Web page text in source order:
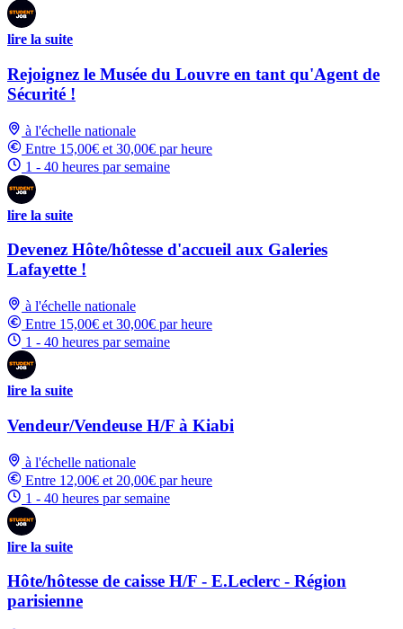
lire la suite
Rejoignez le Musée du Louvre en tant qu'Agent de
Sécurité !
à l'échelle nationale
Entre 15,00€ et 30,00€ par heure
1 - 40 heures par semaine
lire la suite
Devenez Hôte/hôtesse d'accueil aux Galeries
Lafayette !
à l'échelle nationale
Entre 15,00€ et 30,00€ par heure
1 - 40 heures par semaine
lire la suite
Vendeur/Vendeuse H/F à Kiabi
à l'échelle nationale
Entre 12,00€ et 20,00€ par heure
1 - 40 heures par semaine
lire la suite
Hôte/hôtesse de caisse H/F - E.Leclerc - Région
parisienne